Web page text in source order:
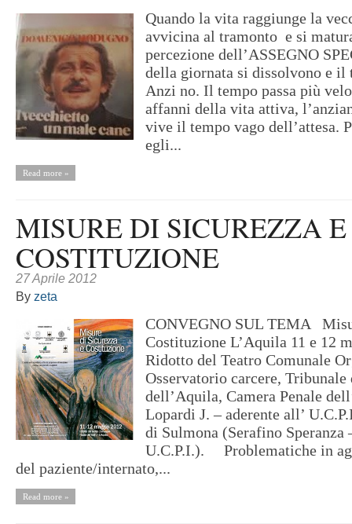
Quando la vita raggiunge la
avvicina al tramonto e si
percezione dell’ASSEGNO
della giornata si dissolvono e il
Anzi no. Il tempo passa più
affanni della vita attiva,
vive il tempo vago dell’attesa.
egli...
Read more »
MISURE DI SICUREZZA E
COSTITUZIONE
27 Aprile 2012
By zeta
CONVEGNO SUL TEMA
Costituzione L’Aquila 11 e 12
Ridotto del Teatro Comunale
Osservatorio carcere,
dell’Aquila, Camera Penale
Lopardi J. – aderente all’
di Sulmona (Serafino Speranza
U.C.P.I.). Problematiche in
del paziente/internato,...
Read more »